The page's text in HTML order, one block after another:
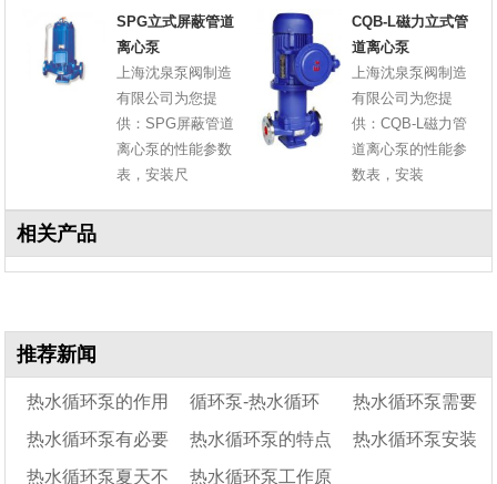
SPG立式屏蔽管道
离心泵
上海沈泉泵阀制造
有限公司为您提
供：SPG屏蔽管道
离心泵的性能参数
表，安装尺
CQB-L磁力立式管
道离心泵
上海沈泉泵阀制造
有限公司为您提
供：CQB-L磁力管
道离心泵的性能参
数表，安装
相关产品
推荐新闻
热水循环泵的作用 循环泵-热水循环 热水循环泵需要
一直开着吗
热水循环泵有必要
装吗
热水循环泵的特点
及用途
热水循环泵安装
热水循环泵夏天不 热水循环泵工作原